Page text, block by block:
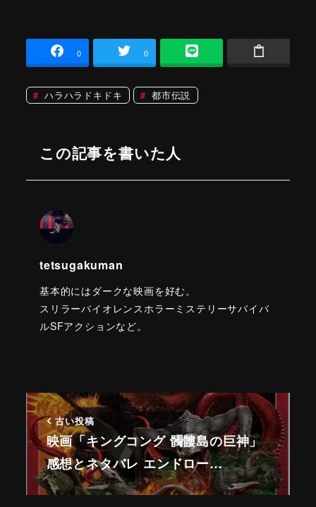
0 0
ハラハラドキドキ 都市伝説
この記事を書いた人
tetsugakuman
基本的にはダークな映画を好む。
スリラーバイオレンスホラーミステリーサバイバ
ルSFアクションなど。
古い投稿
映画「キングコング 髑髏島の巨神」
感想とネタバレ エンドロー…